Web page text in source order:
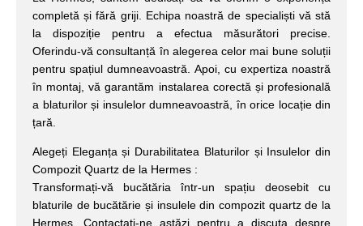
completă și fără griji. Echipa noastră de specialiști vă stă
la dispoziție pentru a efectua măsurători precise.
Oferindu-vă consultanță în alegerea celor mai bune soluții
pentru spațiul dumneavoastră. Apoi, cu expertiza noastră
în montaj, vă garantăm instalarea corectă și profesională
a blaturilor și insulelor dumneavoastră, în orice locație din
țară.
Alegeți Eleganța și Durabilitatea Blaturilor și Insulelor din
Compozit Quartz de la Hermes :
Transformați-vă bucătăria într-un spațiu deosebit cu
blaturile de bucătărie și insulele din compozit quartz de la
Hermes. Contactați-ne astăzi pentru a discuta despre